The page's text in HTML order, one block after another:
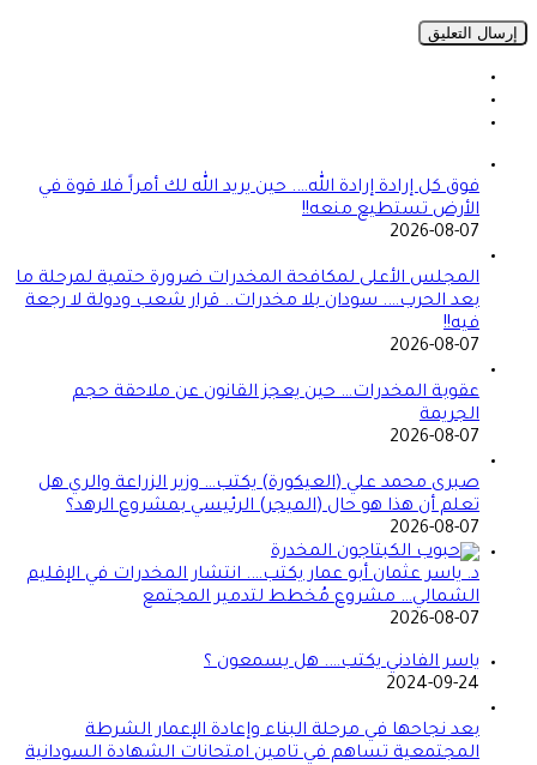
فوق كل إرادة إرادة الله…. حين يريد الله لك أمراً فلا قوة في
الأرض تستطيع منعه!!
2026-08-07
المجلس الأعلى لمكافحة المخدرات ضرورة حتمية لمرحلة ما
بعد الحرب…. سودان بلا مخدرات.. قرار شعب ودولة لا رجعة
فيه!!
2026-08-07
عقوبة المخدرات… حين يعجز القانون عن ملاحقة حجم
الجريمة
2026-08-07
صبرى محمد علي (العيكورة) يكتب… وزير الزراعة والري هل
تعلم أن هذا هو حال (الميجر) الرئيسي بمشروع الرهد؟
2026-08-07
د. ياسر عثمان أبو عمار يكتب…. انتشار المخدرات في الإقليم
الشمالي… مشروع مُخطط لتدمير المجتمع
2026-08-07
ياسر الفادني يكتب…. هل يسمعون ؟
2024-09-24
بعد نجاحها في مرحلة البناء وإعادة الإعمار الشرطة
المجتمعية تساهم في تامين امتحانات الشهادة السودانية